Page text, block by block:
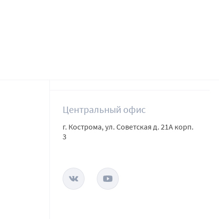
Центральный офис
г. Кострома, ул. Советская д. 21А корп.
3